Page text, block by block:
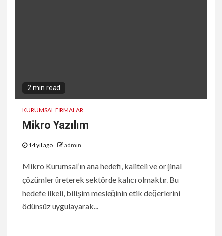
2 min read
KURUMSAL FIRMALAR
Mikro Yazılım
14 yıl ago admin
Mikro Kurumsal’ın ana hedefi, kaliteli ve orijinal
çözümler üreterek sektörde kalıcı olmaktır. Bu
hedefe ilkeli, bilişim mesleğinin etik değerlerini
ödünsüz uygulayarak...